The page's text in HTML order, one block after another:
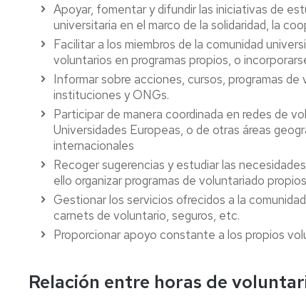
Apoyar, fomentar y difundir las iniciativas de
universitaria en el marco de la solidaridad, la
Facilitar a los miembros de la comunidad
voluntarios en programas propios, o
Informar sobre acciones, cursos, programas
instituciones y ONGs.
Participar de manera coordinada en redes de
Universidades Europeas, o de otras áreas
internacionales
Recoger sugerencias y estudiar las
ello organizar programas de voluntariado
Gestionar los servicios ofrecidos a la
carnets de voluntario, seguros, etc.
Proporcionar apoyo constante a los propios
Relación entre horas de